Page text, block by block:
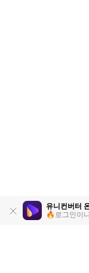
유니컨버터
🔥로그인이